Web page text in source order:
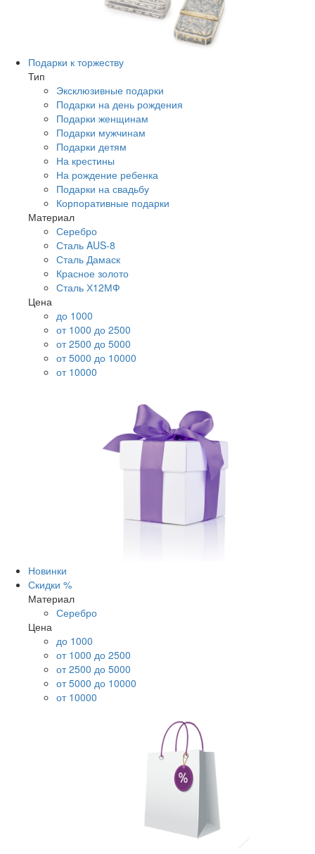
Подарки к торжеству
Тип
Эксклюзивные подарки
Подарки на день рождения
Подарки женщинам
Подарки мужчинам
Подарки детям
На крестины
На рождение ребенка
Подарки на свадьбу
Корпоративные подарки
Материал
Серебро
Сталь AUS-8
Сталь Дамаск
Красное золото
Сталь Х12МФ
Цена
до 1000
от 1000 до 2500
от 2500 до 5000
от 5000 до 10000
от 10000
Новинки
Скидки %
Материал
Серебро
Цена
до 1000
от 1000 до 2500
от 2500 до 5000
от 5000 до 10000
от 10000